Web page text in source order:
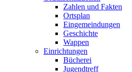
Zahlen und Fakten
Ortsplan
Eingemeindungen
Geschichte
Wappen
Einrichtungen
Bücherei
Jugendtreff